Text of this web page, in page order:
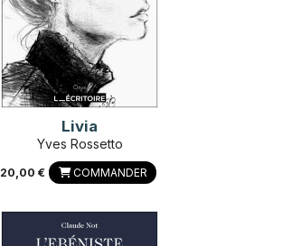
Livia
Yves Rossetto
20,00 € COMMANDER